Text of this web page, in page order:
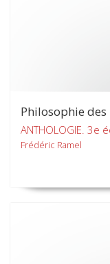
Philosophie
ANTHOLOGIE. 3e
Frédéric Ramel